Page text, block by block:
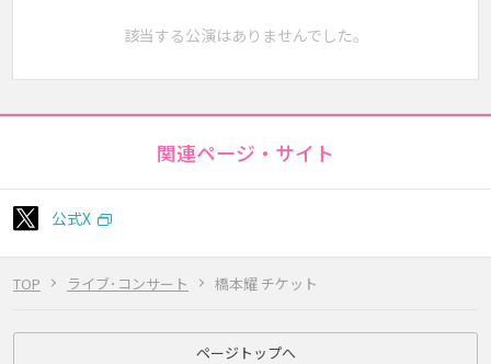
TOP ライブ･コンサート 橋本耀 チケット
該当する公演はありませんでした。
関連ページ・サイト
公式X
ページトップへ